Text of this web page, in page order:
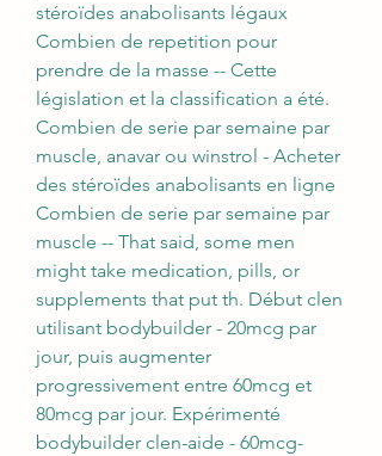
stéroïdes anabolisants légaux
Combien de repetition pour
prendre de la masse -- Cette
législation et la classification a été.
Combien de serie par semaine par
muscle, anavar ou winstrol - Acheter
des stéroïdes anabolisants en ligne
Combien de serie par semaine par
muscle -- That said, some men
might take medication, pills, or
supplements that put th. Début clen
utilisant bodybuilder - 20mcg par
jour, puis augmenter
progressivement entre 60mcg et
80mcg par jour. Expérimenté
bodybuilder clen-aide - 60mcg-